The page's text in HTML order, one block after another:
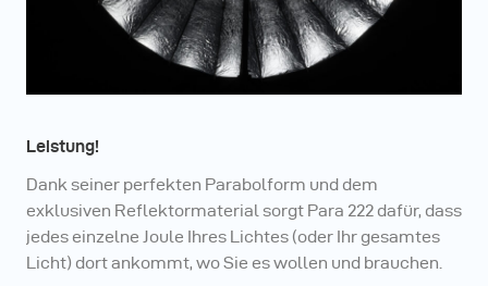
Leistung!
Dank seiner perfekten Parabolform und dem
exklusiven Reflektormaterial sorgt Para 222 dafür, dass
jedes einzelne Joule Ihres Lichtes (oder Ihr gesamtes
Licht) dort ankommt, wo Sie es wollen und brauchen.